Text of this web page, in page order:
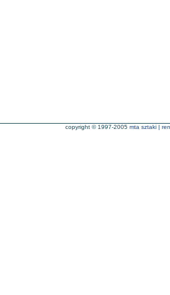
copyright © 1997-2005 mta sztaki |